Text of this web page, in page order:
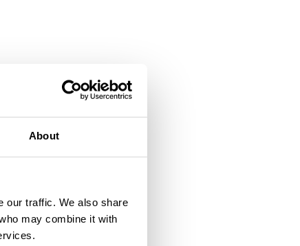
About
our traffic. We also share
may combine it with